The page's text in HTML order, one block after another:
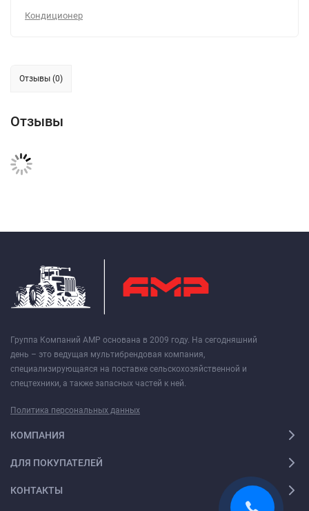
Кондиционер
Отзывы (0)
Отзывы
Группа Компаний АМР основана в 2009 году. На сегодняшний
день – это ведущая мультибрендовая компания,
специализирующаяся на поставке сельскохозяйственной и
спецтехники, а также запасных частей к ней.
Политика персональных данных
КОМПАНИЯ
ДЛЯ ПОКУПАТЕЛЕЙ
КОНТАКТЫ